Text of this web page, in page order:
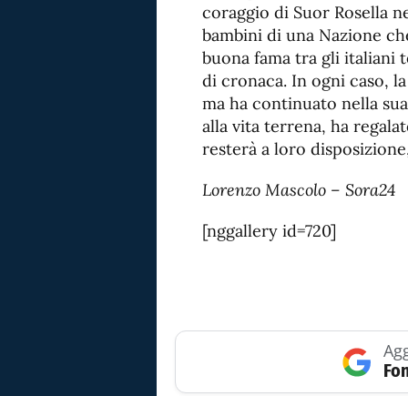
coraggio di Suor Rosella
bambini di una Nazione
buona fama tra gli
di cronaca. In ogni caso,
ma ha continuato nella
alla vita terrena, ha
resterà a loro
Lorenzo Mascolo – Sora24
[nggallery id=720]